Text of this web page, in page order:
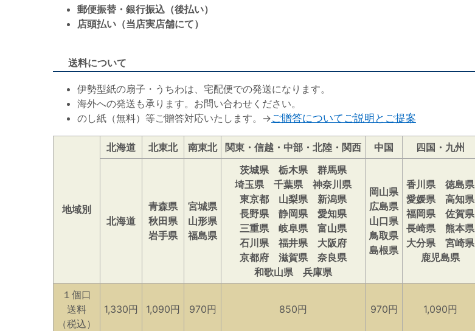
郵便振替・銀行振込（後払い）
店頭払い（当店実店舗にて）
送料について
伊勢型紙の扇子・うちわは、宅配便での発送になります。
海外への発送も承ります。お問い合わせください。
のし紙（無料）等ご贈答対応いたします。→ご贈答についてご説明とご提案
地域別
北海道 北東北 南東北 関東・信越・中部・北陸・関西 中国 四国・九州
北海道
青森県
秋田県
岩手県
宮城県
山形県
福島県
茨城県 栃木県 群馬県
埼玉県 千葉県 神奈川県
東京都 山梨県 新潟県
長野県 静岡県 愛知県
三重県 岐阜県 富山県
石川県 福井県 大阪府
京都府 滋賀県 奈良県
和歌山県 兵庫県
岡山県
広島県
山口県
鳥取県
島根県
香川県 徳島県
愛媛県 高知県
福岡県 佐賀県
長崎県 熊本県
大分県 宮崎県
鹿児島県
１個口
送料
（税込）
1,330円 1,090円 970円 850円 970円 1,090円